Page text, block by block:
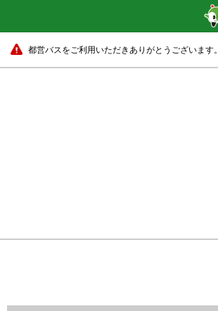
都営バスをご利用いただきありがとうございます。